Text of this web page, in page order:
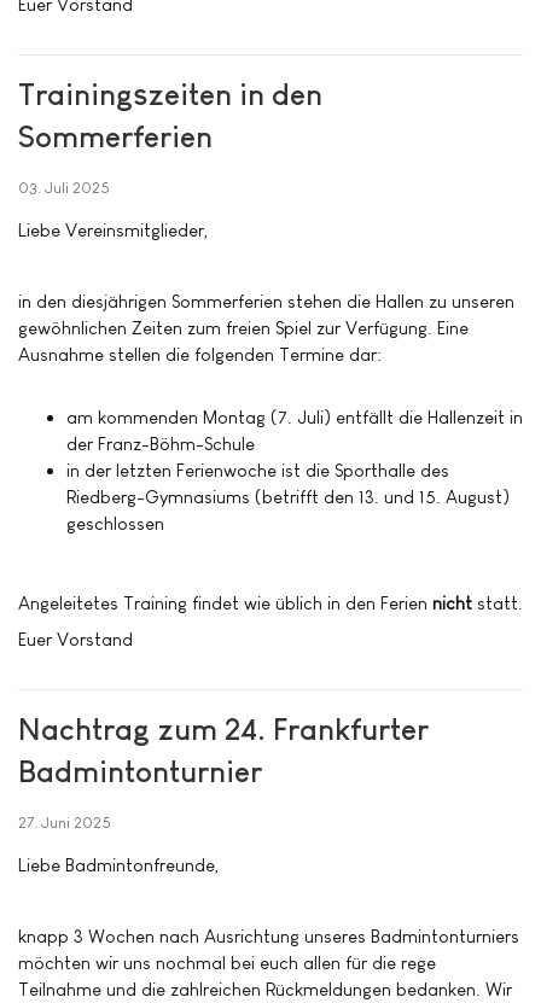
Euer Vorstand
Trainingszeiten in den
Sommerferien
03. Juli 2025
Liebe Vereinsmitglieder,
in den diesjährigen Sommerferien stehen die Hallen zu unseren
gewöhnlichen Zeiten zum freien Spiel zur Verfügung. Eine
Ausnahme stellen die folgenden Termine dar:
am kommenden Montag (7. Juli) entfällt die Hallenzeit in
der Franz-Böhm-Schule
in der letzten Ferienwoche ist die Sporthalle des
Riedberg-Gymnasiums (betrifft den 13. und 15. August)
geschlossen
Angeleitetes Training findet wie üblich in den Ferien nicht statt.
Euer Vorstand
Nachtrag zum 24. Frankfurter
Badmintonturnier
27. Juni 2025
Liebe Badmintonfreunde,
knapp 3 Wochen nach Ausrichtung unseres Badmintonturniers
möchten wir uns nochmal bei euch allen für die rege
Teilnahme und die zahlreichen Rückmeldungen bedanken. Wir